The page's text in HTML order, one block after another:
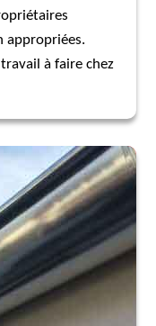
appropriées.
à faire chez